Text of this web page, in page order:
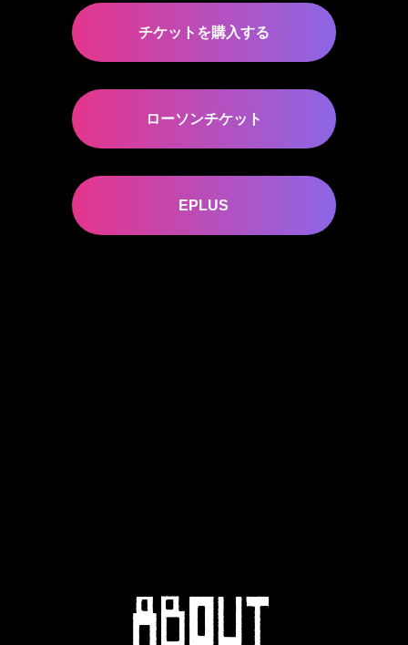
チケットを購入する
ローソンチケット
EPLUS